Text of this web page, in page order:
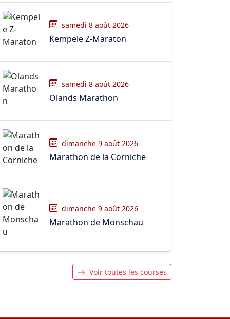
samedi 8 août 2026
Kempele Z-Maraton
samedi 8 août 2026
Olands Marathon
dimanche 9 août 2026
Marathon de la Corniche
dimanche 9 août 2026
Marathon de Monschau
Voir toutes les courses